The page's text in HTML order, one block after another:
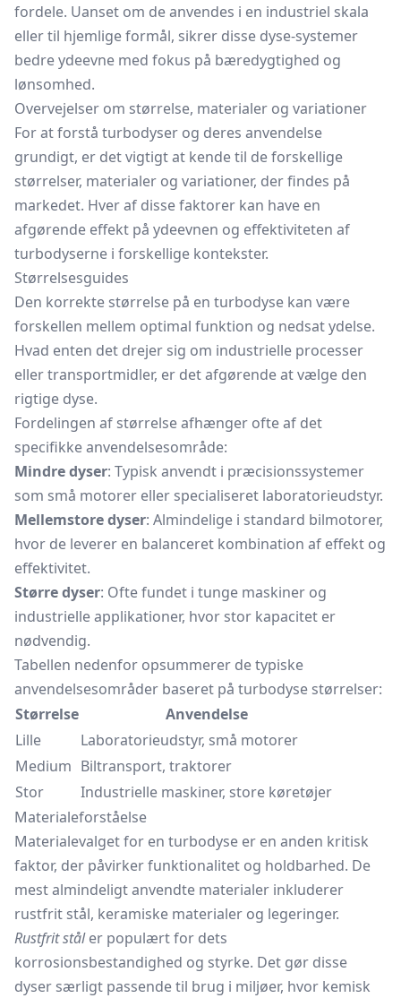
fordele. Uanset om de anvendes i en industriel skala
eller til hjemlige formål, sikrer disse dyse-systemer
bedre ydeevne med fokus på bæredygtighed og
lønsomhed.
Overvejelser om størrelse, materialer og variationer
For at forstå turbodyser og deres anvendelse
grundigt, er det vigtigt at kende til de forskellige
størrelser, materialer og variationer, der findes på
markedet. Hver af disse faktorer kan have en
afgørende effekt på ydeevnen og effektiviteten af
turbodyserne i forskellige kontekster.
Størrelsesguides
Den korrekte størrelse på en turbodyse kan være
forskellen mellem optimal funktion og nedsat ydelse.
Hvad enten det drejer sig om industrielle processer
eller transportmidler, er det afgørende at vælge den
rigtige dyse.
Fordelingen af størrelse afhænger ofte af det
specifikke anvendelsesområde:
Mindre dyser: Typisk anvendt i præcisionssystemer
som små motorer eller specialiseret laboratorieudstyr.
Mellemstore dyser: Almindelige i standard bilmotorer,
hvor de leverer en balanceret kombination af effekt og
effektivitet.
Større dyser: Ofte fundet i tunge maskiner og
industrielle applikationer, hvor stor kapacitet er
nødvendig.
Tabellen nedenfor opsummerer de typiske
anvendelsesområder baseret på turbodyse størrelser:
Størrelse
Anvendelse
Lille
Laboratorieudstyr, små motorer
Medium Biltransport, traktorer
Stor
Industrielle maskiner, store køretøjer
Materialeforståelse
Materialevalget for en turbodyse er en anden kritisk
faktor, der påvirker funktionalitet og holdbarhed. De
mest almindeligt anvendte materialer inkluderer
rustfrit stål, keramiske materialer og legeringer.
Rustfrit ståler populært for dets
korrosionsbestandighed og styrke. Det gør disse
dyser særligt passende til brug i miljøer, hvor kemisk